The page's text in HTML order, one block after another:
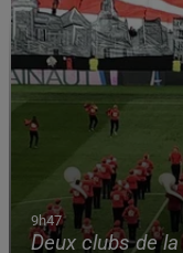
9h47
Deux clubs de